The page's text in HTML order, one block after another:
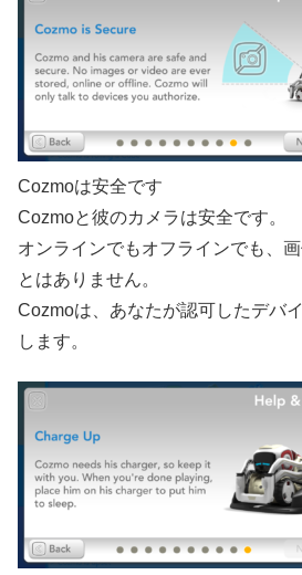
Cozmoは安全です
Cozmoと彼のカメラは安全です。
オンラインでもオフラインでも、
とはありません。
Cozmoは、あなたが認可したデバ
します。